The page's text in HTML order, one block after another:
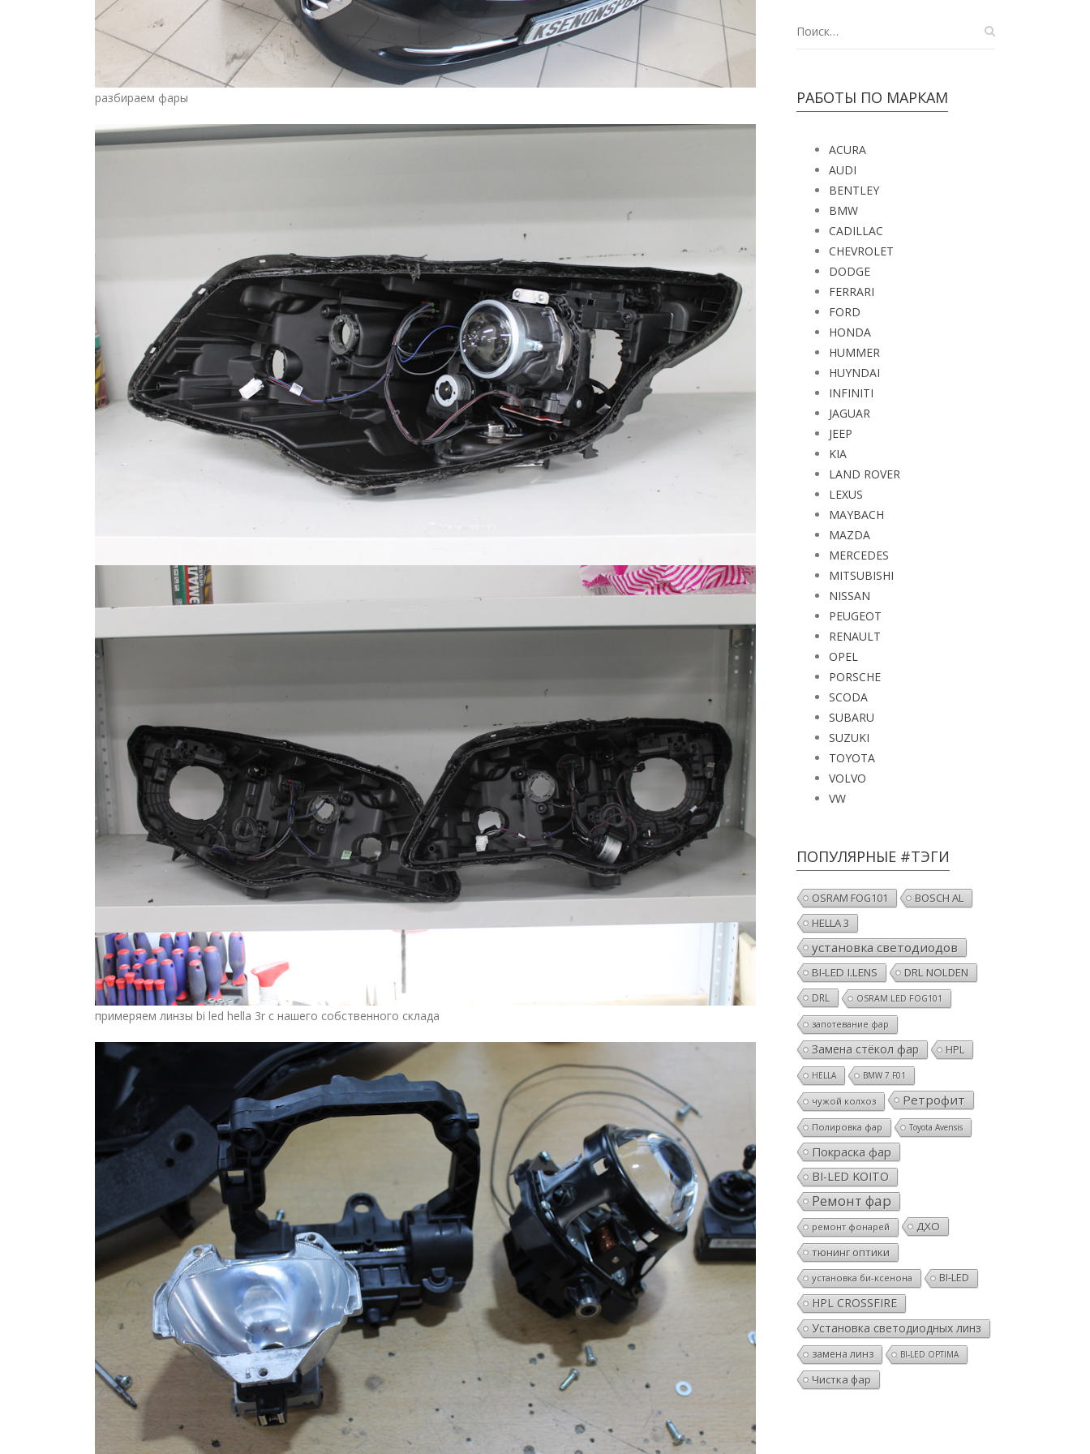
разбираем фары
примеряем линзы bi led hella 3r с нашего собственного склада
РАБОТЫ ПО МАРКАМ
ACURA
AUDI
BENTLEY
BMW
CADILLAC
CHEVROLET
DODGE
FERRARI
FORD
HONDA
HUMMER
HUYNDAI
INFINITI
JAGUAR
JEEP
KIA
LAND ROVER
LEXUS
MAYBACH
MAZDA
MERCEDES
MITSUBISHI
NISSAN
PEUGEOT
RENAULT
OPEL
PORSCHE
SCODA
SUBARU
SUZUKI
TOYOTA
VOLVO
VW
ПОПУЛЯРНЫЕ #ТЭГИ
OSRAM FOG101
BOSCH AL
HELLA 3
установка светодиодов
BI-LED I.LENS DRL NOLDEN
DRL OSRAM LED FOG101
запотевание фар
Замена стёкол фар HPL
HELLA BMW 7 F01
чужой колхоз Ретрофит
Полировка фар Toyota Avensis
Покраска фар
BI-LED KOITO
Ремонт фар
ремонт фонарей
ДХО
тюнинг оптики
установка би-ксенона BI-LED
HPL CROSSFIRE
Установка светодиодных линз
замена линз BI-LED OPTIMA
Чистка фар